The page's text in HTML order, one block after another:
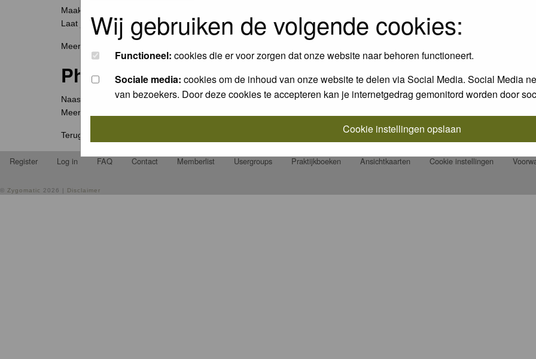
Wij gebruiken de volgende cookies:
Functioneel: cookies die er voor zorgen dat onze website naar behoren functioneert.
Sociale media: cookies om de inhoud van onze website te delen via Social Media. Social Media
van bezoekers. Door deze cookies te accepteren kan je internetgedrag gemonitord worden door
Cookie instellingen opslaan
Maak je je meeste foto's in Nederland of België? Dan past de Groene Camera helemaal bij jou.
Laat je mooiste foto's niet 'verstoffen' op je harde schijf, maar stuur je foto's in voor de Groene Camera!
Meer weten over deze wedstrijd ga naar
Photochallenge
Naast de jaarlijkse Groene Camera wedstrijden organiseert Natuurfotografie.nl vaak photochallenges met leuke prijzen.
Meer weten? Ga naar
Terug naar
Register Log in FAQ Contact Memberlist Usergroups Praktijkboeken Ansichtkaarten Cookie instellingen
© Zygomatic 2026 | Disclaimer